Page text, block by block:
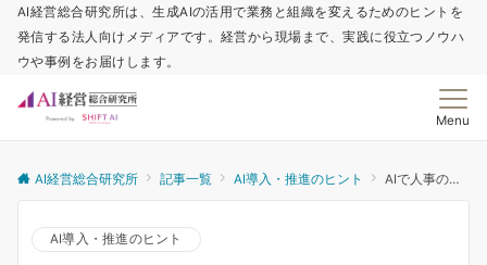
AI経営総合研究所は、生成AIの活用で業務と組織を変えるためのヒントを
発信する法人向けメディアです。経営から現場まで、実践に役立つノウハ
ウや事例をお届けします。
Menu
AI経営総合研究所 記事一覧 AI導入・推進のヒント AIで人事の仕事はなくなる？変化する業務内容と求められるスキルとは
AI導入・推進のヒント